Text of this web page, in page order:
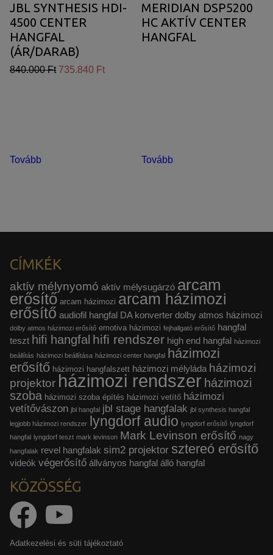
JBL SYNTHESIS HDI-
4500 CENTER
HANGFAL
(ÁR/DARAB)
840.000 Ft 735.840 Ft
Tovább
MERIDIAN DSP5200
HC AKTÍV CENTER
HANGFAL
Tovább
CÍMKÉK
aktív mélynyomó aktív mélysugárzó arcam
erősítő arcam házimozi arcam házimozi
erősítő audiofil hangfal DA konverter dolby atmos házimozi
dolby atmos házimozi erősítő emotiva házimozi fejhallgató erősítő hangfal
teszt hifi hangfal hifi rendszer high end hangfal házimozi
beállítás házimozi beállítása házimozi center hangfal házimozi
erősítő házimozi hangfalszett házimozi mélyláda házimozi
projektor házimozi rendszer házimozi
szoba házimozi szoba építés házimozi vetítő házimozi
vetítővászon jbl hangfal jbl stage hangfalak jbl synthesis hangfal
legjobb házimozi rendszer lyngdorf audio lyngdorf erősítő lyngdorf
hangfal lyngdorf teszt mark levinson Mark Levinson erősítő nagy
hangfalak revel hangfalak sim2 projektor sztereó erősítő
videók végerősítő állványos hangfal álló hangfal
KÖZÖSSÉG
Adatkezelési és süti tájékoztató